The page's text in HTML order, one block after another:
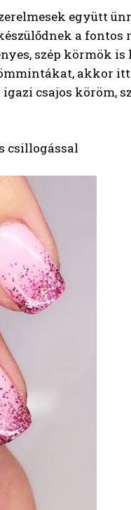
együtt
a
szép körmök
akkor
csajos köröm,
csillogással